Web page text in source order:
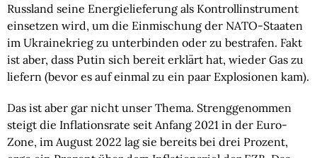
Russland seine Energielieferung als Kontrollinstrument
einsetzen wird, um die Einmischung der NATO-Staaten
im Ukrainekrieg zu unterbinden oder zu bestrafen. Fakt
ist aber, dass Putin sich bereit erklärt hat, wieder Gas zu
liefern (bevor es auf einmal zu ein paar Explosionen kam).
Das ist aber gar nicht unser Thema. Strenggenommen
steigt die Inflationsrate seit Anfang 2021 in der Euro-
Zone, im August 2022 lag sie bereits bei drei Prozent,